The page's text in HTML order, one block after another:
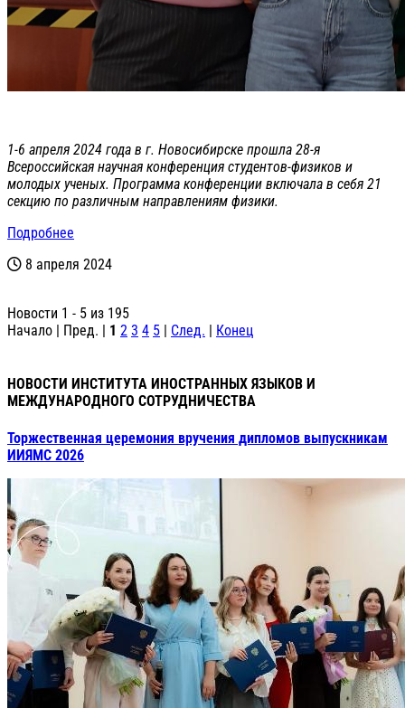
1-6 апреля 2024 года в г. Новосибирске прошла 28-я
Всероссийская научная конференция студентов-физиков и
молодых ученых. Программа конференции включала в себя 21
секцию по различным направлениям физики.
Подробнее
8 апреля 2024
Новости 1 - 5 из 195
Начало | Пред. | 1 2 3 4 5 | След. | Конец
НОВОСТИ ИНСТИТУТА ИНОСТРАННЫХ ЯЗЫКОВ И
МЕЖДУНАРОДНОГО СОТРУДНИЧЕСТВА
Торжественная церемония вручения дипломов выпускникам
ИИЯМС 2026